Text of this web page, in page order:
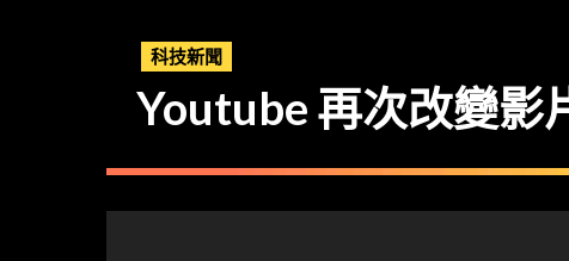
科技新聞
Youtube 再次改變影